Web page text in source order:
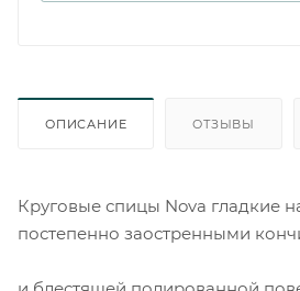
ОПИСАНИЕ ОТЗЫВЫ
Круговые спицы Nova гладкие
постепенно заостренными